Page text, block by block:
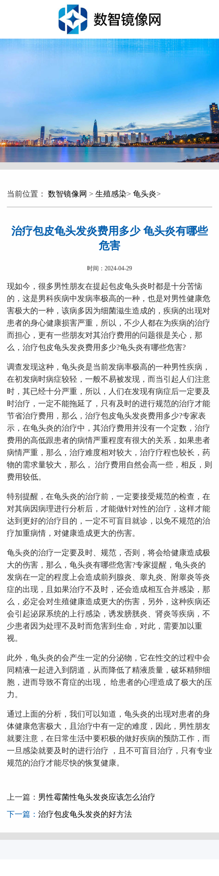
当前位置： 数智镜像网 > 生殖感染> 龟头炎>
治疗包皮龟头发炎费用多少 龟头炎有哪些
危害
时间：2024-04-29
现如今，很多男性朋友在提起包皮龟头炎时都是十分苦恼
的，这是男科疾病中发病率极高的一种，也是对男性健康危
害极大的一种，该病多因为细菌滋生造成的，疾病的出现对
患者的身心健康损害严重，所以，不少人都在为疾病的治疗
而担心，更有一些朋友对其治疗费用的问题很是关心，那
么，治疗包皮龟头发炎费用多少?龟头炎有哪些危害?
调查发现这种，龟头炎是当前发病率极高的一种男性疾病，
在初发病时病症较轻，一般不易被发现，而当引起人们注意
时，其已经十分严重，所以，人们在发现有病症后一定要及
时治疗，一定不能拖延了，只有及时的进行规范的治疗才能
节省治疗费用，那么，治疗包皮龟头发炎费用多少?专家表
示，在龟头炎的治疗中，其治疗费用并没有一个定数，治疗
费用的高低跟患者的病情严重程度有很大的关系，如果患者
病情严重，那么，治疗难度相对较大，治疗疗程也较长，药
物的需求量较大，那么， 治疗费用自然会高一些，相反，则
费用较低。
特别提醒，在龟头炎的治疗前，一定要接受规范的检查，在
对其病因病理进行分析后，才能做针对性的治疗，这样才能
达到更好的治疗目的，一定不可盲目就诊，以免不规范的治
疗加重病情，对健康造成更大的伤害。
龟头炎的治疗一定要及时、规范，否则，将会给健康造成极
大的伤害，那么，龟头炎有哪些危害?专家提醒，龟头炎的
发病在一定的程度上会造成前列腺炎、睾丸炎、附睾炎等炎
症的出现，且如果治疗不及时，还会造成相互合并感染，那
么，必定会对生殖健康造成更大的伤害，另外，这种疾病还
会引起泌尿系统的上行感染，诱发膀胱炎、肾炎等疾病，不
少患者因为处理不及时而危害到生命，对此，需要加以重
视。
此外，龟头炎的会产生一定的分泌物，它在性交的过程中会
同精液一起进入到阴道，从而降低了精液质量，破坏精卵细
胞，进而导致不育症的出现， 给患者的心理造成了极大的压
力。
通过上面的分析，我们可以知道，龟头炎的出现对患者的身
体健康危害极大，且治疗中有一定的难度，因此，男性朋友
就要注意，在日常生活中要积极的做好疾病的预防工作，而
一旦感染就要及时的进行治疗 ，且不可盲目治疗，只有专业
规范的治疗才能尽快的恢复健康。
上一篇： 男性霉菌性龟头发炎应该怎么治疗
下一篇： 治疗包皮龟头发炎的好方法